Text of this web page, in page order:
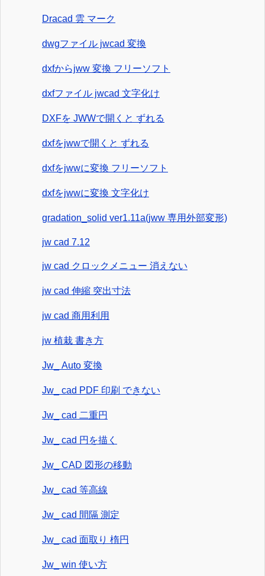
Dracad 雲 マーク
dwgファイル jwcad 変換
dxfからjww 変換 フリーソフト
dxfファイル jwcad 文字化け
DXFを JWWで開くと ずれる
dxfをjwwで開くと ずれる
dxfをjwwに変換 フリーソフト
dxfをjwwに変換 文字化け
gradation_solid ver1.11a(jww 専用外部変形)
jw cad 7.12
jw cad クロックメニュー 消えない
jw cad 伸縮 突出寸法
jw cad 商用利用
jw 植栽 書き方
Jw_ Auto 変換
Jw_ cad PDF 印刷 できない
Jw_ cad 二重円
Jw_ cad 円を描く
Jw_ CAD 図形の移動
Jw_ cad 等高線
Jw_ cad 間隔 測定
Jw_ cad 面取り 楕円
Jw_ win 使い方